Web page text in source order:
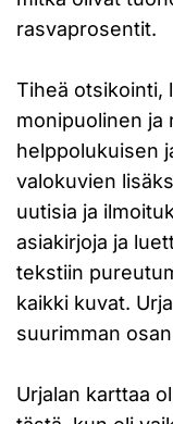
rasvaprosentit.
Tiheä otsikointi,
monipuolinen ja
helppolukuisen
valokuvien
uutisia ja
asiakirjoja ja
tekstiin
kaikki kuvat.
suurimman
Urjalan karttaa